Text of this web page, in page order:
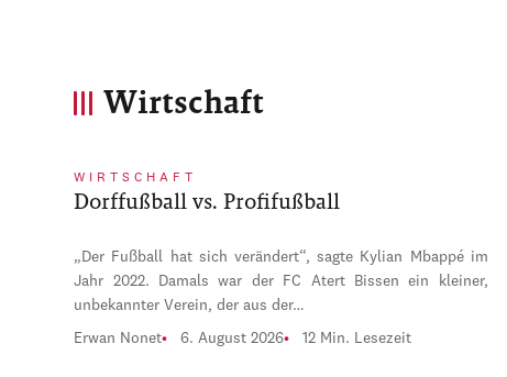
Wirtschaft
WIRTSCHAFT
Dorffußball vs. Profifußball
„Der Fußball hat sich verändert“, sagte Kylian Mbappé im
Jahr 2022. Damals war der FC Atert Bissen ein kleiner,
unbekannter Verein, der aus der…
Erwan Nonet 6. August 2026 12 Min. Lesezeit